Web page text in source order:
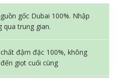
gốc Dubai 100%. Nhập
qua trung gian.
đậm đặc 100%, không
giọt cuối cùng